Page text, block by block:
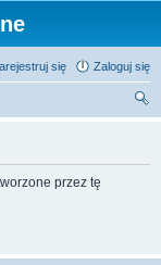
Zaloguj się
się
przez tę